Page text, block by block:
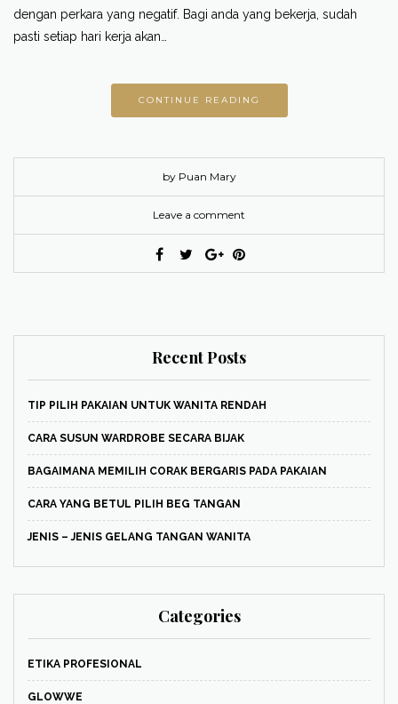
dengan perkara yang negatif. Bagi anda yang bekerja, sudah
pasti setiap hari kerja akan…
CONTINUE READING
by Puan Mary
Leave a comment
Recent Posts
TIP PILIH PAKAIAN UNTUK WANITA RENDAH
CARA SUSUN WARDROBE SECARA BIJAK
BAGAIMANA MEMILIH CORAK BERGARIS PADA PAKAIAN
CARA YANG BETUL PILIH BEG TANGAN
JENIS – JENIS GELANG TANGAN WANITA
Categories
ETIKA PROFESIONAL
GLOWWE